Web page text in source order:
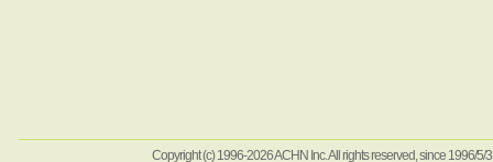
Copyright (c) 1996-2026 ACHN Inc. All rights reserved, since 1996/5/3